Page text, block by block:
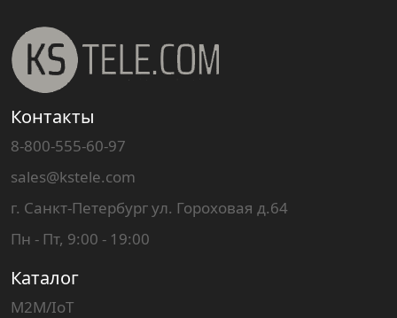
Каталог
M2M/IoT
Контакты
8-800-555-60-97
sales@kstele.com
г. Санкт-Петербург ул. Гороховая д.64
Пн - Пт, 9:00 - 19:00